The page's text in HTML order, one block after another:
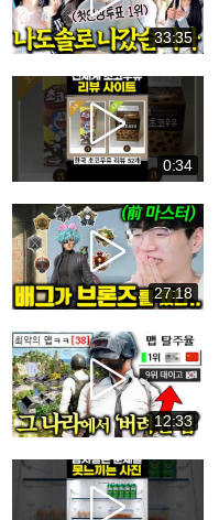
33:35
0:34
27:18
12:33